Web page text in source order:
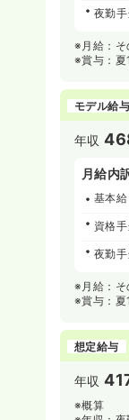
夜勤手
※月給：そ
※賞与：
モデル給与
年収
月給内
基本給
資格手
夜勤手
※月給：そ
※賞与：
想定給与
年収
※概算